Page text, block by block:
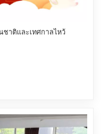
าติและเทศกาลไหว้